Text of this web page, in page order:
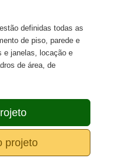
definidas todas as
de piso, parede e
e janelas, locação e
de área, de
projeto